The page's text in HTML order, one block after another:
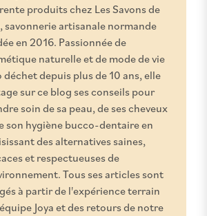
produits chez Les Savons de
savonnerie artisanale normande
en 2016. Passionnée de
naturelle et de mode de vie
déchet depuis plus de 10 ans, elle
sur ce blog ses conseils pour
soin de sa peau, de ses cheveux
son hygiène bucco-dentaire en
des alternatives saines,
et respectueuses de
Tous ses articles sont
à partir de l'expérience terrain
Joya et des retours de notre